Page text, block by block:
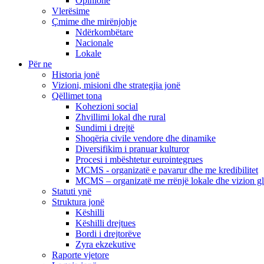
Vlerësime
Çmime dhe mirënjohje
Ndërkombëtare
Nacionale
Lokale
Për ne
Historia jonë
Vizioni, misioni dhe strategjia jonë
Qëllimet tona
Kohezioni social
Zhvillimi lokal dhe rural
Sundimi i drejtë
Shoqëria civile vendore dhe dinamike
Diversifikim i pranuar kulturor
Procesi i mbështetur eurointegrues
MCMS - organizatë e pavarur dhe me kredibilitet
MCMS – organizatë me rrënjë lokale dhe vizion
Statuti ynë
Struktura jonë
Këshilli
Këshilli drejtues
Bordi i drejtorëve
Zyra ekzekutive
Raporte vjetore